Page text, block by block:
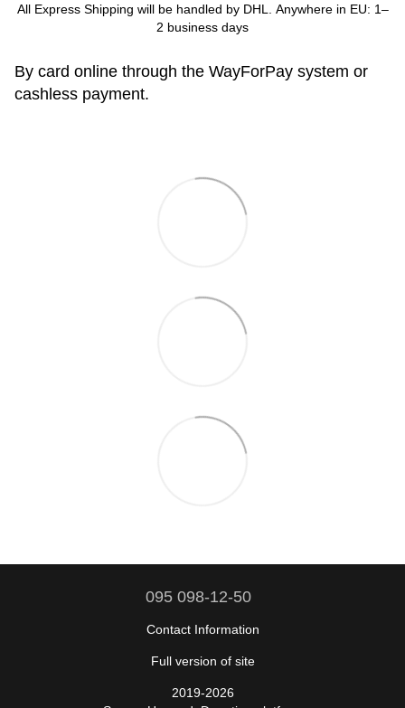
All Express Shipping will be handled by DHL. Anywhere in EU: 1–
2 business days
By card online through the WayForPay system or
cashless payment.
095 098-12-50
Contact Information
Full version of site
2019-2026